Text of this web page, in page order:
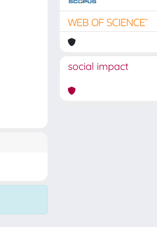
social impact